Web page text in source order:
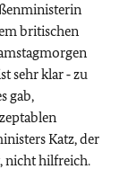
britischen
sehr klar ‑ zu
gab,
Katz, der
nicht hilfreich.